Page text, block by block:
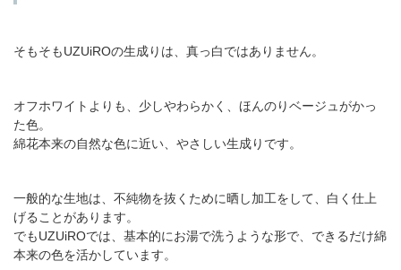
そもそもUZUiROの生成りは、真っ白ではありません。
オフホワイトよりも、少しやわらかく、ほんのりベージュがかっ
た色。
綿花本来の自然な色に近い、やさしい生成りです。
一般的な生地は、不純物を抜くために晒し加工をして、白く仕上
げることがあります。
でもUZUiROでは、基本的にお湯で洗うような形で、できるだけ綿
本来の色を活かしています。